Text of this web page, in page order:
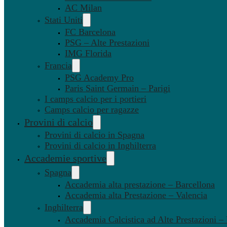
AC Milan
Stati Uniti
FC Barcelona
PSG – Alte Prestazioni
IMG Florida
Francia
PSG Academy Pro
Paris Saint Germain – Parigi
I camps calcio per i portieri
Camps calcio per ragazze
Provini di calcio
Provini di calcio in Spagna
Provini di calcio in Inghilterra
Accademie sportive
Spagna
Accademia alta prestazione – Barcellona
Accademia alta Prestazione – Valencia
Inghilterra
Accademia Calcistica ad Alte Prestazioni